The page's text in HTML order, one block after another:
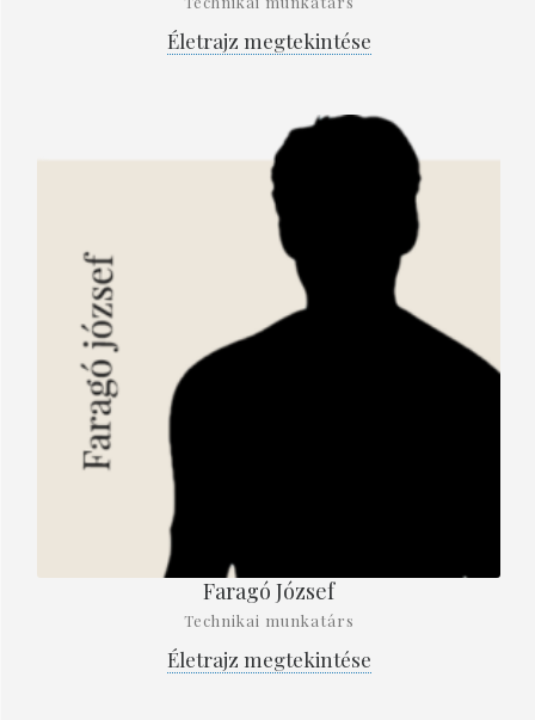
Életrajz megtekintése
Faragó József
Technikai munkatárs
Életrajz megtekintése